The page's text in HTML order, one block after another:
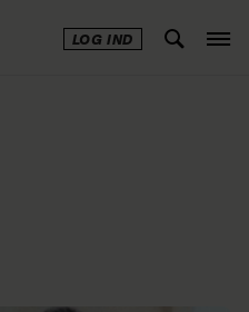
LOG IND